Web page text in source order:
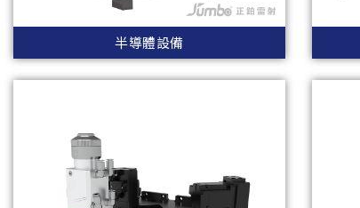
半導體設備